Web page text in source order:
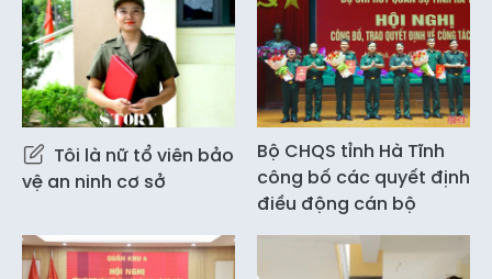
Tôi là nữ tổ viên bảo
vệ an ninh cơ sở
Bộ CHQS tỉnh Hà Tĩnh
công bố các quyết định
điều động cán bộ